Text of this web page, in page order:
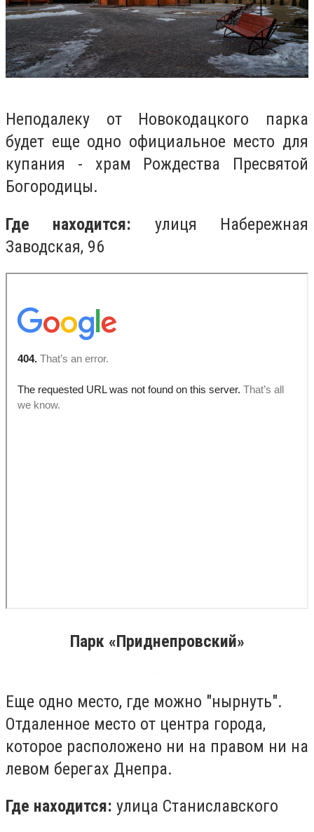
Неподалеку от Новокодацкого парка
будет еще одно официальное место для
купания - храм Рождества Пресвятой
Богородицы.
Где находится: улиця Набережная
Заводская, 96
Парк «Приднепровский»
Еще одно место, где можно "нырнуть".
Отдаленное место от центра города,
которое расположено ни на правом ни на
левом берегах Днепра.
Где находится: улица Станиславского